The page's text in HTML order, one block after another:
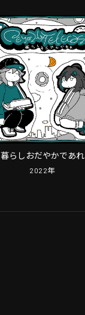
暮らしおだやかであれ
2022年